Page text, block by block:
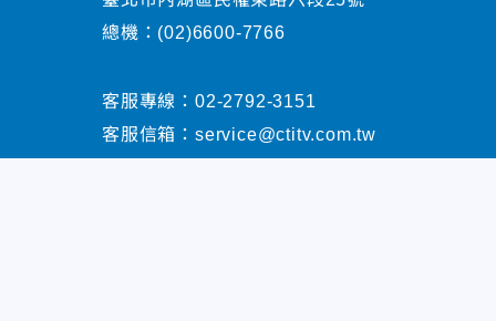
總機： (02)6600-7766
客服專線： 02-2792-3151
客服信箱： service@ctitv.com.tw